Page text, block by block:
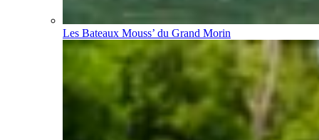
Les Bateaux Mouss’ du Grand Morin